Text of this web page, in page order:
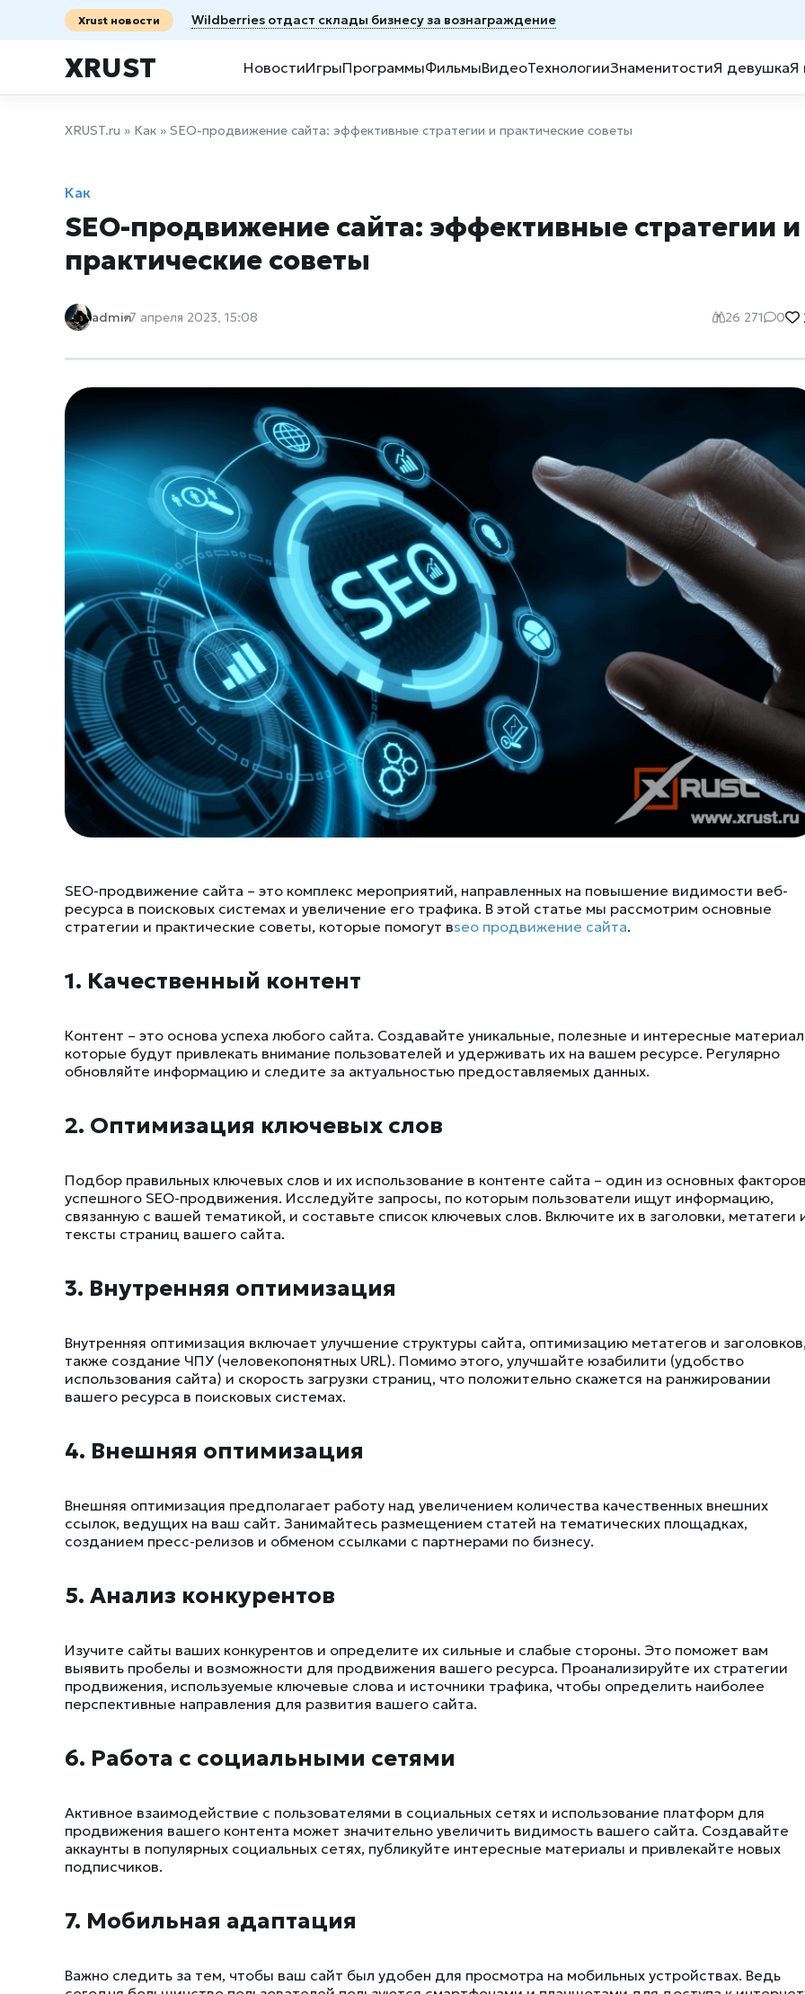
Xrust новости Wildberries отдаст склады бизнесу за вознаграждение
XRUST НовостиИгрыПрограммыФильмыВидеоТехнологииЗнаменитостиЯ девушкаЯ
XRUST.ru » Как » SEO-продвижение сайта: эффективные стратегии и практические советы
Как
SEO-продвижение сайта: эффективные стратегии и
практические советы
admin7 апреля 2023, 15:08 26 271 0
SEO-продвижение сайта – это комплекс мероприятий, направленных на повышение видимости веб-
ресурса в поисковых системах и увеличение его трафика. В этой статье мы рассмотрим основные
стратегии и практические советы, которые помогут вseo продвижение сайта.
1. Качественный контент
Контент – это основа успеха любого сайта. Создавайте уникальные, полезные и интересные
которые будут привлекать внимание пользователей и удерживать их на вашем ресурсе. Регулярно
обновляйте информацию и следите за актуальностью предоставляемых данных.
2. Оптимизация ключевых слов
Подбор правильных ключевых слов и их использование в контенте сайта – один из основных
успешного SEO-продвижения. Исследуйте запросы, по которым пользователи ищут информацию,
связанную с вашей тематикой, и составьте список ключевых слов. Включите их в заголовки, метатеги
тексты страниц вашего сайта.
3. Внутренняя оптимизация
Внутренняя оптимизация включает улучшение структуры сайта, оптимизацию метатегов и
также создание ЧПУ (человекопонятных URL). Помимо этого, улучшайте юзабилити (удобство
использования сайта) и скорость загрузки страниц, что положительно скажется на ранжировании
вашего ресурса в поисковых системах.
4. Внешняя оптимизация
Внешняя оптимизация предполагает работу над увеличением количества качественных внешних
ссылок, ведущих на ваш сайт. Занимайтесь размещением статей на тематических площадках,
созданием пресс-релизов и обменом ссылками с партнерами по бизнесу.
5. Анализ конкурентов
Изучите сайты ваших конкурентов и определите их сильные и слабые стороны. Это поможет вам
выявить пробелы и возможности для продвижения вашего ресурса. Проанализируйте их стратегии
продвижения, используемые ключевые слова и источники трафика, чтобы определить наиболее
перспективные направления для развития вашего сайта.
6. Работа с социальными сетями
Активное взаимодействие с пользователями в социальных сетях и использование платформ для
продвижения вашего контента может значительно увеличить видимость вашего сайта. Создавайте
аккаунты в популярных социальных сетях, публикуйте интересные материалы и привлекайте новых
подписчиков.
7. Мобильная адаптация
Важно следить за тем, чтобы ваш сайт был удобен для просмотра на мобильных устройствах. Ведь